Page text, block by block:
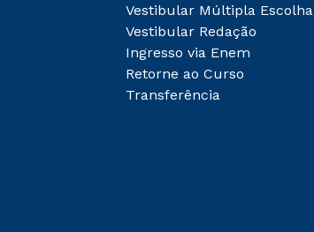
Vestibular Múltipla Escolha
Vestibular Redação
Ingresso via Enem
Retorne ao Curso
Transferência